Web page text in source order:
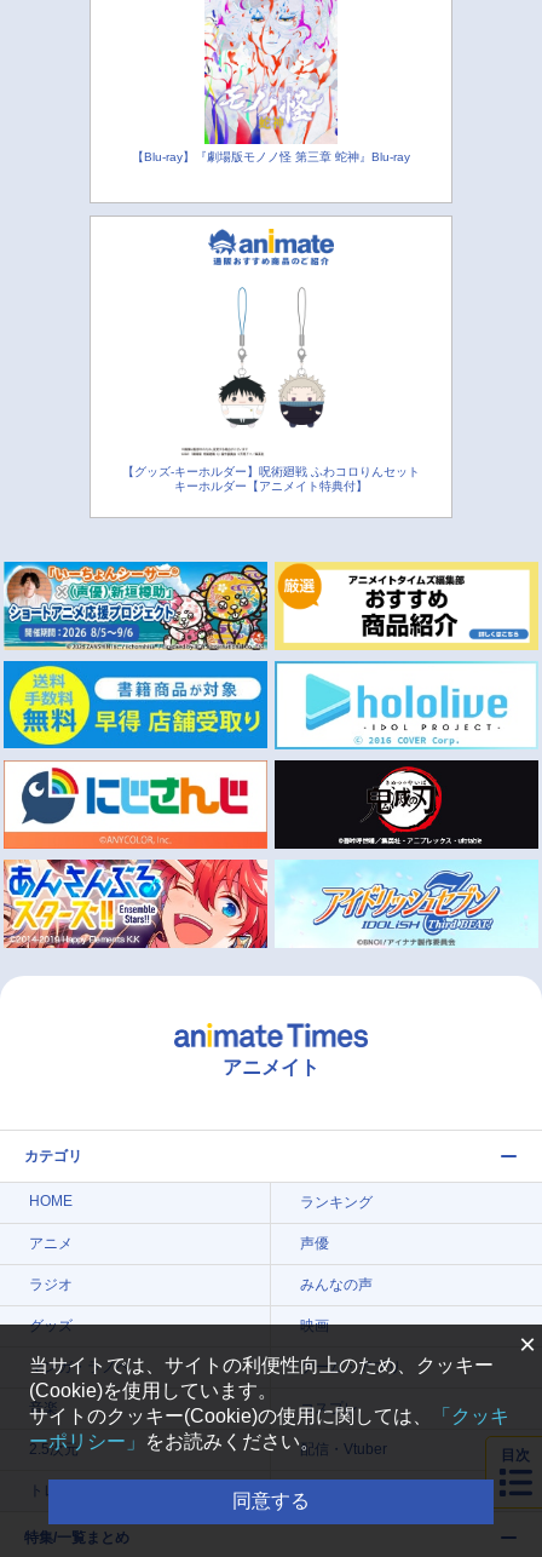
【Blu-ray】『劇場版モノノ怪 第三章 蛇神』Blu-ray
【グッズ-キーホルダー】呪術廻戦 ふわコロりんセット
キーホルダー【アニメイト特典付】
アニメイト
カテゴリ
HOME ランキング
アニメ 声優
ラジオ みんなの声
グッズ 映画
マンガ・ラノベ ゲーム・アプリ
音楽 コスプレ
2.5次元 配信・Vtuber
トレンド 無料マンガ
特集/一覧まとめ
目次
×
当サイトでは、サイトの利便性向上のため、クッキー
(Cookie)を使用しています。
サイトのクッキー(Cookie)の使用に関しては、
「クッキ
ーポリシー」
をお読みください。
同意する